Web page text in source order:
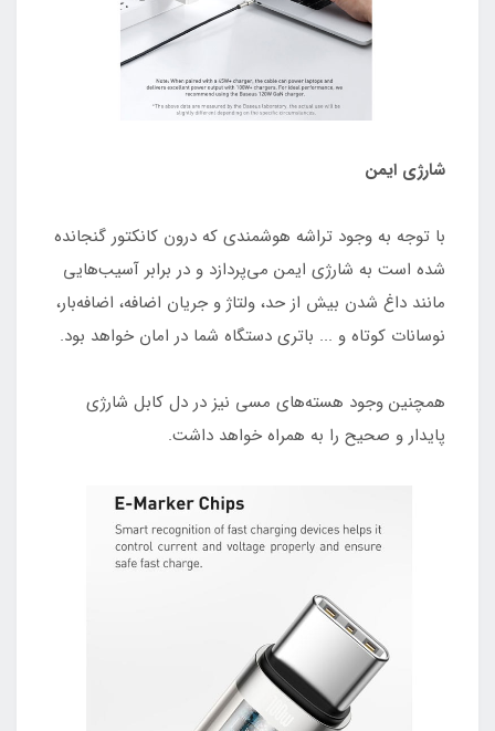
شارژی ایمن
با توجه به وجود تراشه هوشمندی که درون کانکتور گنجانده
شده است به شارژی ایمن می‌پردازد و در برابر آسیب‌هایی
مانند داغ شدن بیش از حد، ولتاژ و جریان اضافه، اضافه‌بار،
نوسانات کوتاه و ... باتری دستگاه شما در امان خواهد بود.
همچنین وجود هسته‌های مسی نیز در دل کابل شارژی
پایدار و صحیح را به همراه خواهد داشت.